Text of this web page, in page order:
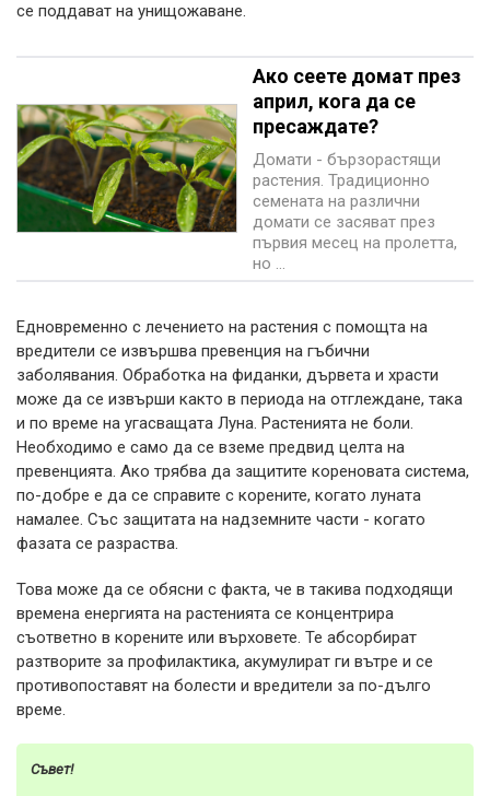
се поддават на унищожаване.
Ако сеете домат през
април, кога да се
пресаждате?
Домати - бързорастящи
растения. Традиционно
семената на различни
домати се засяват през
първия месец на пролетта,
но ...
Едновременно с лечението на растения с помощта на
вредители се извършва превенция на гъбични
заболявания. Обработка на фиданки, дървета и храсти
може да се извърши както в периода на отглеждане, така
и по време на угасващата Луна. Растенията не боли.
Необходимо е само да се вземе предвид целта на
превенцията. Ако трябва да защитите кореновата система,
по-добре е да се справите с корените, когато луната
намалее. Със защитата на надземните части - когато
фазата се разраства.
Това може да се обясни с факта, че в такива подходящи
времена енергията на растенията се концентрира
съответно в корените или върховете. Те абсорбират
разтворите за профилактика, акумулират ги вътре и се
противопоставят на болести и вредители за по-дълго
време.
Съвет!